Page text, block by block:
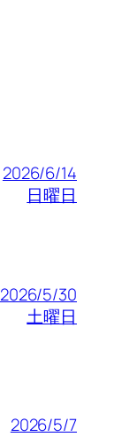
2026/6/14
日曜日
2026/5/30
土曜日
2026/5/7